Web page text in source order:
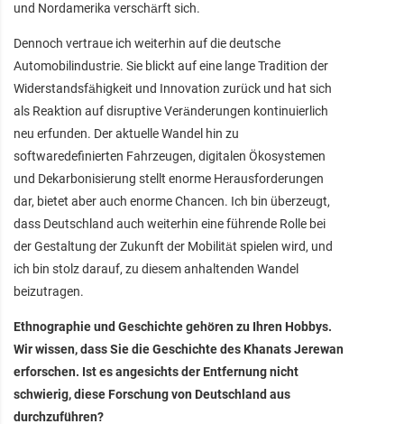
und Nordamerika verschärft sich.
Dennoch vertraue ich weiterhin auf die deutsche
Automobilindustrie. Sie blickt auf eine lange Tradition der
Widerstandsfähigkeit und Innovation zurück und hat sich
als Reaktion auf disruptive Veränderungen kontinuierlich
neu erfunden. Der aktuelle Wandel hin zu
softwaredefinierten Fahrzeugen, digitalen Ökosystemen
und Dekarbonisierung stellt enorme Herausforderungen
dar, bietet aber auch enorme Chancen. Ich bin überzeugt,
dass Deutschland auch weiterhin eine führende Rolle bei
der Gestaltung der Zukunft der Mobilität spielen wird, und
ich bin stolz darauf, zu diesem anhaltenden Wandel
beizutragen.
Ethnographie und Geschichte gehören zu Ihren Hobbys.
Wir wissen, dass Sie die Geschichte des Khanats Jerewan
erforschen. Ist es angesichts der Entfernung nicht
schwierig, diese Forschung von Deutschland aus
durchzuführen?